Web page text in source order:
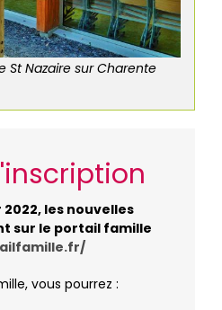
St Nazaire sur Charente
les nouvelles
sur le portail famille
vous pourrez :